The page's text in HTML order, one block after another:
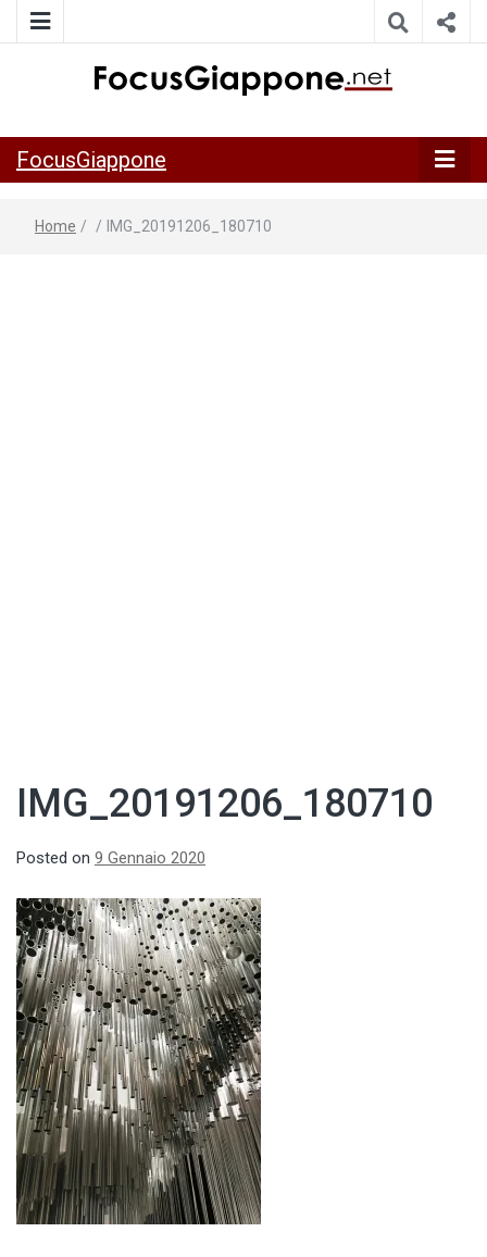
della Japan Italy Economic Federation
FocusGiappone
Home / / IMG_20191206_180710
IMG_20191206_180710
Posted on 9 Gennaio 2020